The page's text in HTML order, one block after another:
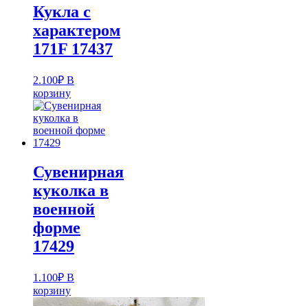
Кукла с
характером
171F 17437
2.100₽ В
корзину
Сувенирная
куколка в
военной
форме
17429
1.100₽ В
корзину